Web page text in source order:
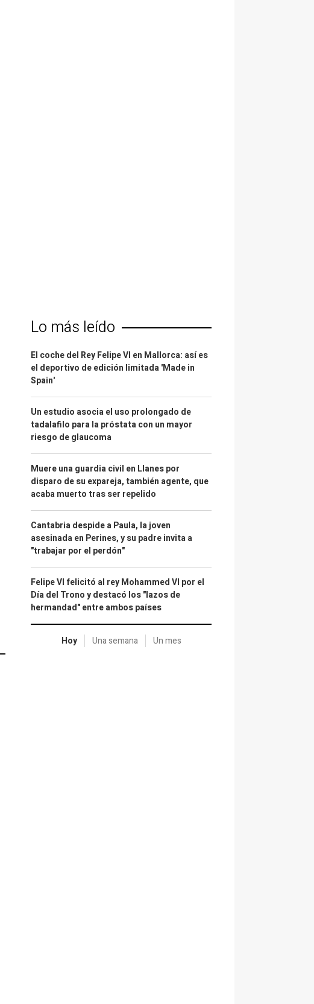
Lo más leído
El coche del Rey Felipe VI en Mallorca: así es
el deportivo de edición limitada 'Made in
Spain'
Un estudio asocia el uso prolongado de
tadalafilo para la próstata con un mayor
riesgo de glaucoma
Muere una guardia civil en Llanes por
disparo de su expareja, también agente, que
acaba muerto tras ser repelido
Cantabria despide a Paula, la joven
asesinada en Perines, y su padre invita a
"trabajar por el perdón"
Felipe VI felicitó al rey Mohammed VI por el
Día del Trono y destacó los "lazos de
hermandad" entre ambos países
Hoy Una semana Un mes